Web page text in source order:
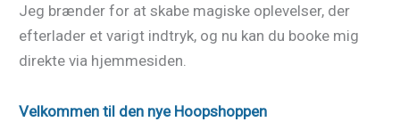
Jeg brænder for at skabe magiske oplevelser, der
efterlader et varigt indtryk, og nu kan du booke mig
direkte via hjemmesiden.
Velkommen til den nye Hoopshoppen